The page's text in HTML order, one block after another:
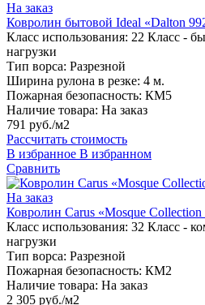
На заказ
Ковролин бытовой Ideal «Dalton
Класс использования: 22 Класс -
нагрузки
Тип ворса: Разрезной
Ширина рулона в резке: 4 м.
Пожарная безопасность: КМ5
Наличие товара: На заказ
791 руб./м2
Рассчитать стоимость
В избранное В избранном
Сравнить
На заказ
Ковролин Carus «Mosque
Класс использования: 32 Класс -
нагрузки
Тип ворса: Разрезной
Пожарная безопасность: КМ2
Наличие товара: На заказ
2 305 руб./м2